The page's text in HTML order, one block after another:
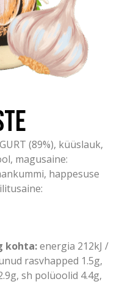
(89%), küüslauk,
magusaine:
happesuse
kohta:energia 212kJ /
rasvhapped 1.5g,
sh polüoolid 4.4g,